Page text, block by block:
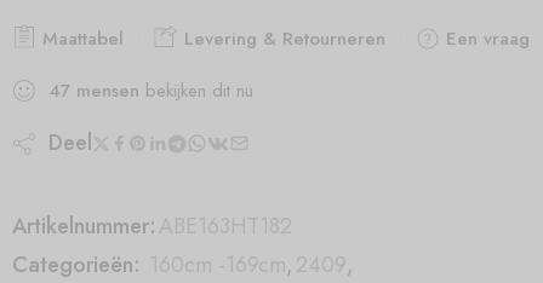
Maattabel Levering & Retourneren
Een vraag
47 mensen bekijken dit nu
Deel
Artikelnummer:ABE163HT182
Categorieën: 160cm -169cm,2409,